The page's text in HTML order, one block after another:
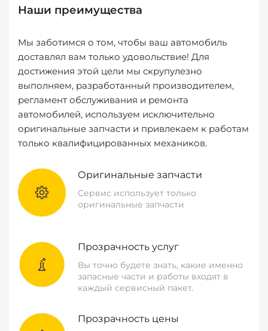
Наши преимущества
Мы заботимся о том, чтобы ваш автомобиль
доставлял вам только удовольствие! Для
достижения этой цели мы скрупулезно
выполняем, разработанный производителем,
регламент обслуживания и ремонта
автомобилей, используем исключительно
оригинальные запчасти и привлекаем к работам
только квалифицированных механиков.
Оригинальные запчасти
Сервис использует только
оригинальные запчасти
Прозрачность услуг
Вы точно будете знать, какие именно
запасные части и работы входят в
каждый сервисный пакет.
Прозрачность цены